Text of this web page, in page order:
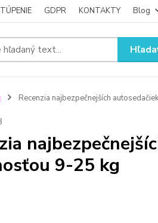
GDPR KONTAKTY Blog
Recenzia najbezpečnejších
9-25 kg